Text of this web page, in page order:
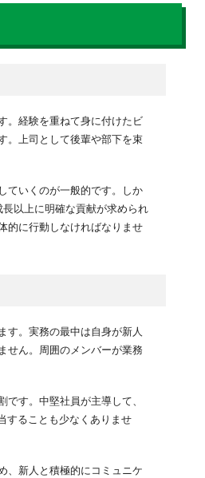
。経験を重ねて身に付けたビ
。上司として後輩や部下を束
ていくのが一般的です。しか
以上に明確な貢献が求められ
的に行動しなければなりませ
す。実務の最中は自身が新人
せん。周囲のメンバーが業務
す。中堅社員が主導して、
することも少なくありませ
、新人と積極的にコミュニケ